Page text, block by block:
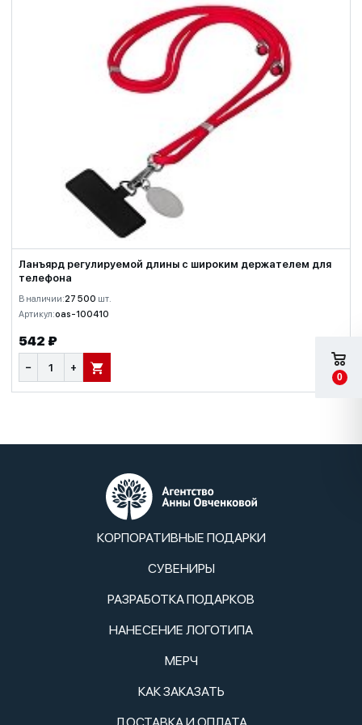
Ланъярд регулируемой длины с широким держателем для
телефона
В наличии:27 500 шт.
Артикул:oas-100410
542 ₽
− + В КОРЗИНУ
КОРПОРАТИВНЫЕ ПОДАРКИ
СУВЕНИРЫ
РАЗРАБОТКА ПОДАРКОВ
НАНЕСЕНИЕ ЛОГОТИПА
МЕРЧ
КАК ЗАКАЗАТЬ
ДОСТАВКА И ОПЛАТА
0